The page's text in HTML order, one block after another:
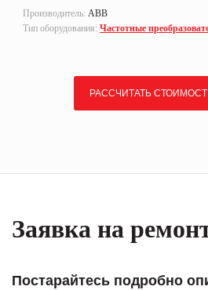
Производитель: ABB
Тип оборудования: Частотные
РАССЧИТАТЬ
Заявка на
Постарайтесь подробно